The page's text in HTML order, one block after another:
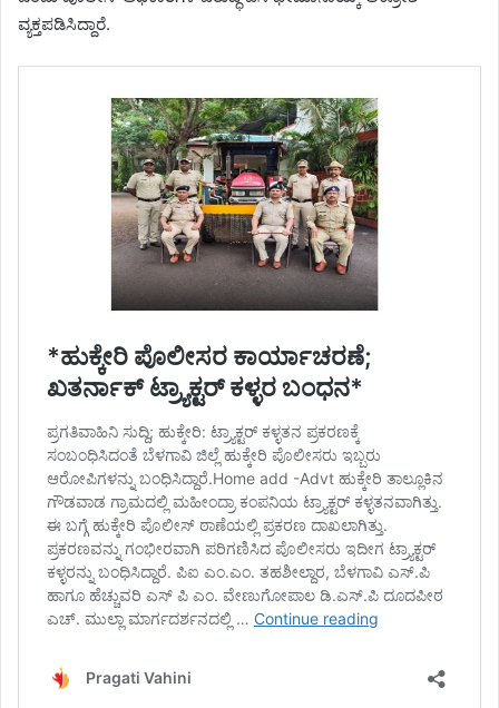
ವ್ಯಕ್ತಪಡಿಸಿದ್ದಾರೆ.